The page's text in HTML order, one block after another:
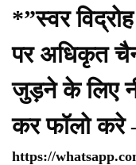
*”स्वर
पर अधिकृत
जुड़ने के लिए
कर फॉलो करे
https://